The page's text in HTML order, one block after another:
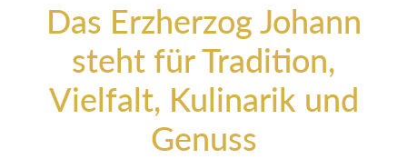
Das Erzherzog Johann
steht für Tradition,
Vielfalt, Kulinarik und
Genuss